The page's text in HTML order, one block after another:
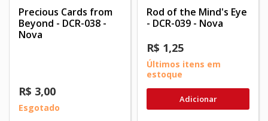
Precious Cards from
Beyond - DCR-038 -
Nova
R$ 3,00
Esgotado
Rod of the Mind's Eye
- DCR-039 - Nova
R$ 1,25
Últimos itens em
estoque
Adicionar